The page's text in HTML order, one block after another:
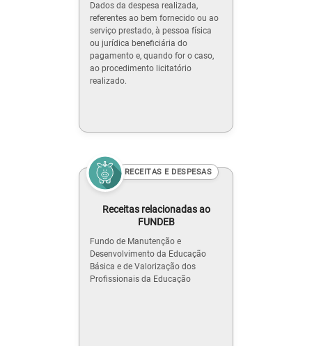
Dados da despesa realizada,
referentes ao bem fornecido ou ao
serviço prestado, à pessoa física
ou jurídica beneficiária do
pagamento e, quando for o caso,
ao procedimento licitatório
realizado.
RECEITAS E DESPESAS
Receitas relacionadas ao
FUNDEB
Fundo de Manutenção e
Desenvolvimento da Educação
Básica e de Valorização dos
Profissionais da Educação